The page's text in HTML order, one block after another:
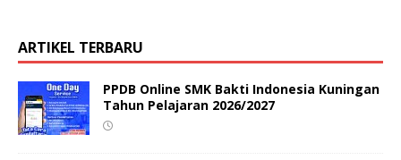
ARTIKEL TERBARU
PPDB Online SMK Bakti Indonesia Kuningan
Tahun Pelajaran 2026/2027